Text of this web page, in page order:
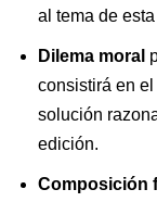
al tema de
Dilema moral
consistirá en
solución
edición.
Composición